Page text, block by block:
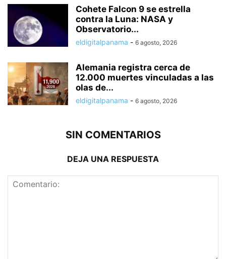
Cohete Falcon 9 se estrella
contra la Luna: NASA y
Observatorio...
eldigitalpanama - 6 agosto, 2026
Alemania registra cerca de
12.000 muertes vinculadas a las
olas de...
eldigitalpanama - 6 agosto, 2026
SIN COMENTARIOS
DEJA UNA RESPUESTA